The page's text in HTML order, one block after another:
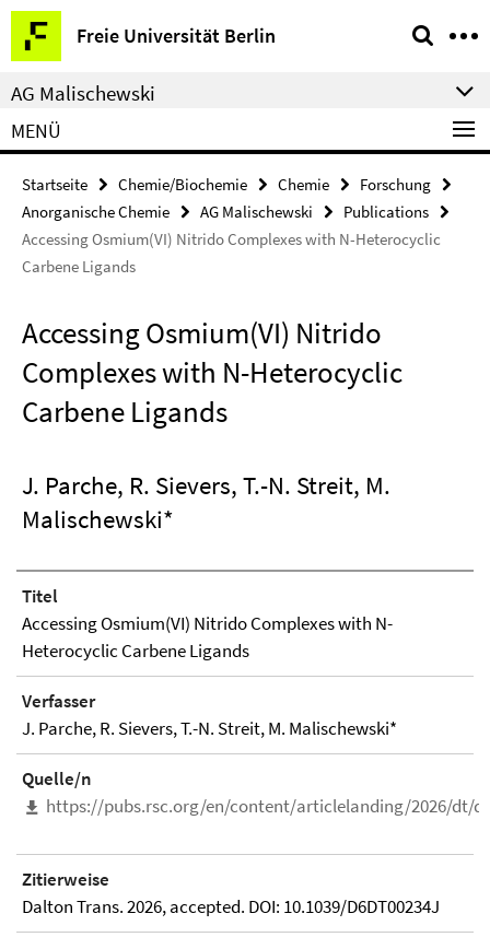
Springe
direkt
zu
Inhalt
Freie Universität Berlin
Service-
Navigation
AG Malischewski
MENÜ
Startseite Chemie/Biochemie Chemie
Forschung
Anorganische Chemie
AG Malischewski
Publications
Accessing Osmium(VI) Nitrido Complexes with N-Heterocyclic
Carbene Ligands
Accessing Osmium(VI) Nitrido
Complexes with N-Heterocyclic
Carbene Ligands
J. Parche, R. Sievers, T.-N. Streit, M.
Malischewski*
Titel
Accessing Osmium(VI) Nitrido Complexes with N-
Heterocyclic Carbene Ligands
Verfasser
J. Parche, R. Sievers, T.-N. Streit, M. Malischewski*
Quelle/n
https://pubs.rsc.org/en/content/articlelanding/2026/dt/
Zitierweise
Dalton Trans. 2026, accepted. DOI: 10.1039/D6DT00234J